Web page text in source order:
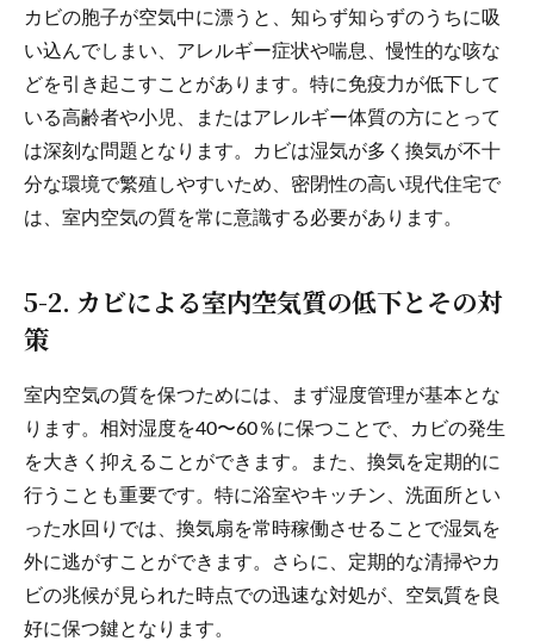
カビの胞子が空気中に漂うと、知らず知らずのうちに吸
い込んでしまい、アレルギー症状や喘息、慢性的な咳な
どを引き起こすことがあります。特に免疫力が低下して
いる高齢者や小児、またはアレルギー体質の方にとって
は深刻な問題となります。カビは湿気が多く換気が不十
分な環境で繁殖しやすいため、密閉性の高い現代住宅で
は、室内空気の質を常に意識する必要があります。
5-2. カビによる室内空気質の低下とその対
策
室内空気の質を保つためには、まず湿度管理が基本とな
ります。相対湿度を40〜60％に保つことで、カビの発生
を大きく抑えることができます。また、換気を定期的に
行うことも重要です。特に浴室やキッチン、洗面所とい
った水回りでは、換気扇を常時稼働させることで湿気を
外に逃がすことができます。さらに、定期的な清掃やカ
ビの兆候が見られた時点での迅速な対処が、空気質を良
好に保つ鍵となります。